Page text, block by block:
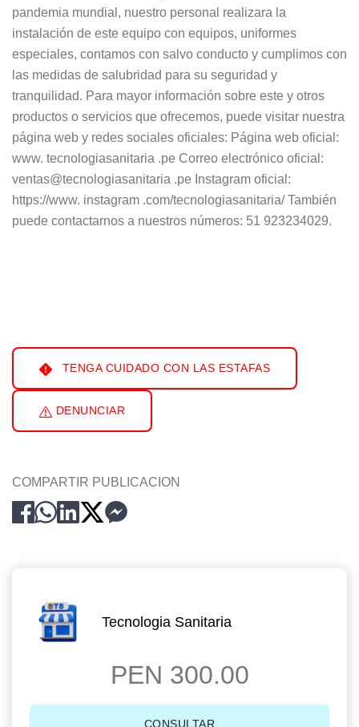
pandemia mundial, nuestro personal realizara la
instalación de este equipo con equipos, uniformes
especiales, contamos con salvo conducto y cumplimos con
las medidas de salubridad para su seguridad y
tranquilidad. Para mayor información sobre este y otros
productos o servicios que ofrecemos, puede visitar nuestra
página web y redes sociales oficiales: Página web oficial:
www. tecnologiasanitaria .pe Correo electrónico oficial:
ventas@tecnologiasanitaria .pe Instagram oficial:
https://www. instagram .com/tecnologiasanitaria/ También
puede contactarnos a nuestros números: 51 923234029.
TENGA CUIDADO CON LAS ESTAFAS
DENUNCIAR
COMPARTIR PUBLICACION
Tecnologia Sanitaria
PEN 300.00
CONSULTAR